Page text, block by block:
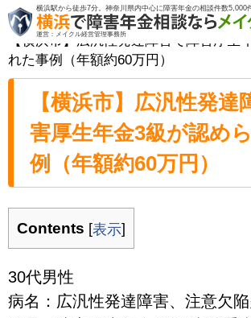
横浜駅から徒歩7分。神奈川県内中心に障害年金の相談件数5,000
運営：メイクル経営管理事務所
横浜で障害年金相談ならメイクル障害年
【横浜市】広汎性発達障害で障害厚生
れた事例（年額約60万円）
【横浜市】広汎性発達
害厚生年金3級が認め
例（年額約60万円）
Contents [表示]
30代男性
病名：広汎性発達障害、注意欠